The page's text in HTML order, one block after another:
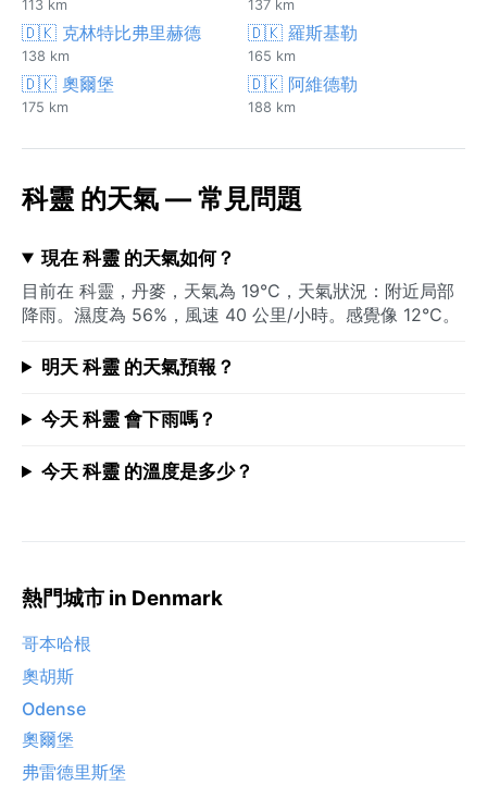
113 km 137 km
🇩🇰 克林特比弗里赫德
138 km
🇩🇰 羅斯基勒
165 km
🇩🇰 奧爾堡
175 km
🇩🇰 阿維德勒
188 km
科靈 的天氣 — 常見問題
現在 科靈 的天氣如何？
目前在 科靈，丹麥，天氣為 19°C，天氣狀況：附近局部
降雨。濕度為 56%，風速 40 公里/小時。感覺像 12°C。
明天 科靈 的天氣預報？
今天 科靈 會下雨嗎？
今天 科靈 的溫度是多少？
熱門城市 in Denmark
哥本哈根
奧胡斯
Odense
奧爾堡
弗雷德里斯堡